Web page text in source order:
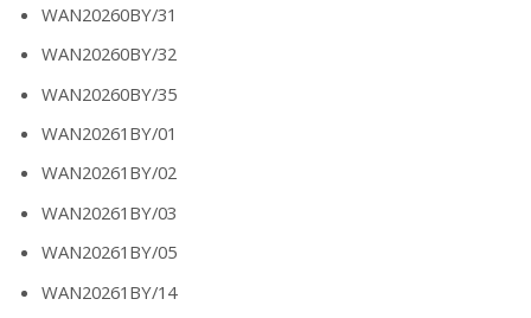
WAN20260BY/31
WAN20260BY/32
WAN20260BY/35
WAN20261BY/01
WAN20261BY/02
WAN20261BY/03
WAN20261BY/05
WAN20261BY/14